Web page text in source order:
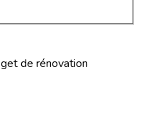
de rénovation